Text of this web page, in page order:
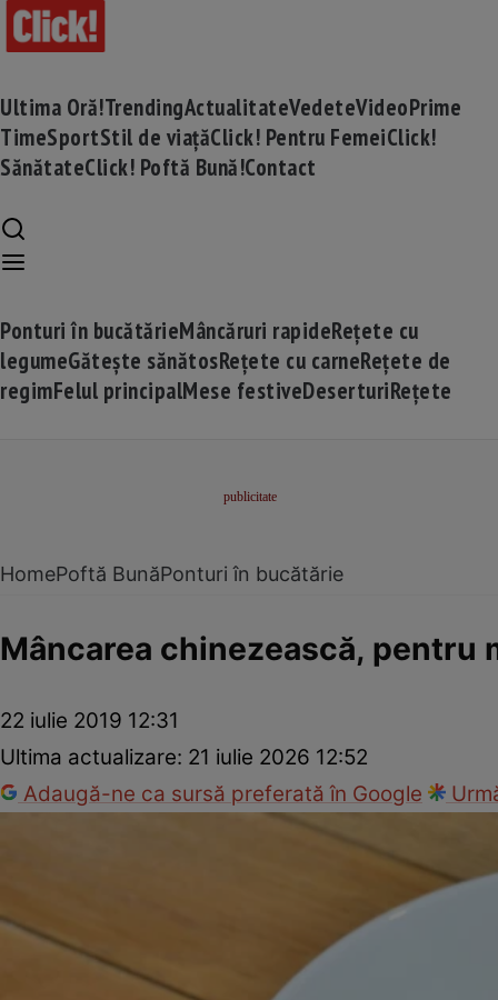
Ultima Oră!TrendingActualitateVedeteVideoPrime
TimeSportStil de viațăClick! Pentru FemeiClick!
SănătateClick! Poftă Bună!Contact
Ponturi în bucătărieMâncăruri rapideRețete cu
legumeGătește sănătosRețete cu carneRețete de
regimFelul principalMese festiveDeserturiRețete
HomePoftă BunăPonturi în bucătărie
Mâncarea chinezească, pentru
22 iulie 2019 12:31
Ultima actualizare: 21 iulie 2026 12:52
Adaugă-ne ca sursă preferată în Google